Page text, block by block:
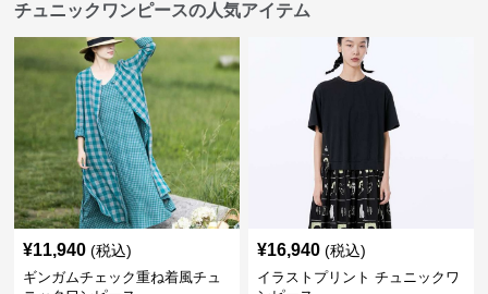
チュニックワンピースの人気アイテム
¥11,940 (税込)
ギンガムチェック重ね着風チュ
¥16,940 (税込)
イラストプリント チュニックワ